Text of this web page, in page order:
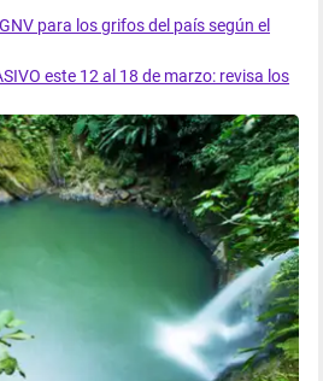
para los grifos del país según el
este 12 al 18 de marzo: revisa los